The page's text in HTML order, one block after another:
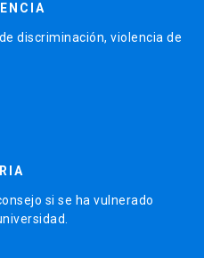
discriminación, violencia de
si se ha vulnerado